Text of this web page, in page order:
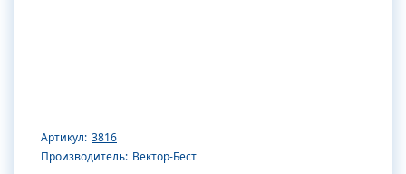
Артикул: 3816
Производитель: Вектор-Бест